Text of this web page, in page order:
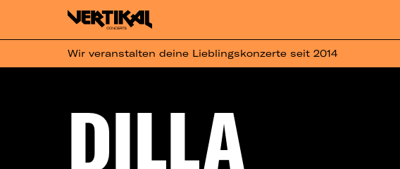
Wir veranstalten deine Lieblingskonzerte seit 2014
DILLA